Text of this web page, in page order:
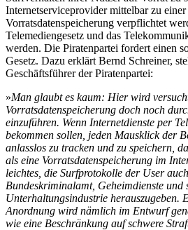
Internetserviceprovider mittelbar zu
Vorratsdatenspeicherung verpflichtet
Telemediengesetz und das
werden. Die Piratenpartei fordert einen
Gesetz. Dazu erklärt Bernd Schreiner,
Geschäftsführer der Piratenpartei:
»Man glaubt es kaum: Hier wird
Vorratsdatenspeicherung doch noch
einzuführen. Wenn Internetdienste per
bekommen sollen, jeden Mausklick der
anlasslos zu tracken und zu speichern,
als eine Vorratsdatenspeicherung im
leichtes, die Surfprotokolle der User
Bundeskriminalamt, Geheimdienste und
Unterhaltungsindustrie herauszugeben.
Anordnung wird nämlich im Entwurf
wie eine Beschränkung auf schwere